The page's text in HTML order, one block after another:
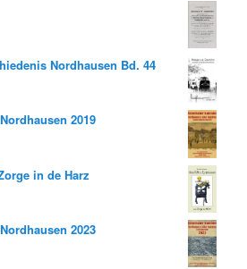
Nordhausen Bd. 44
2019
in de Harz
2023